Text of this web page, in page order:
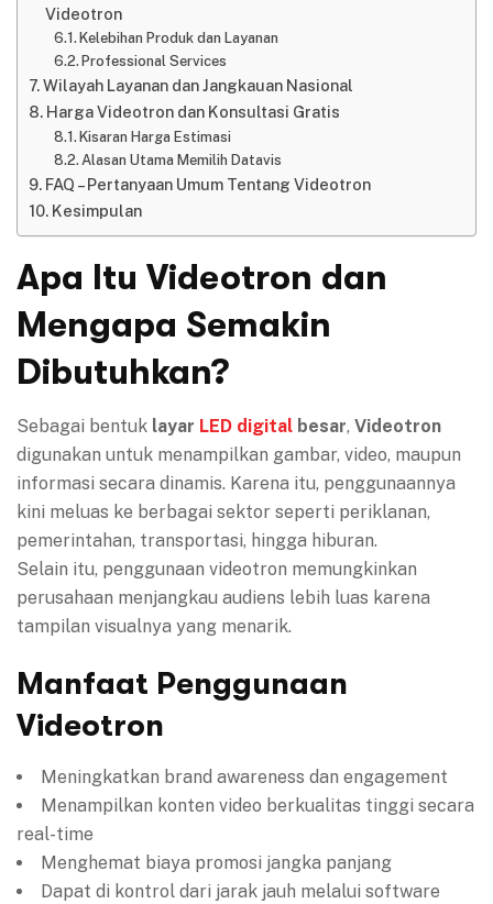
Videotron
Kelebihan Produk dan Layanan
Professional Services
Wilayah Layanan dan Jangkauan Nasional
Harga Videotron dan Konsultasi Gratis
Kisaran Harga Estimasi
Alasan Utama Memilih Datavis
FAQ – Pertanyaan Umum Tentang Videotron
Kesimpulan
Apa Itu Videotron dan
Mengapa Semakin
Dibutuhkan?
Sebagai bentuk layar LED digital besar, Videotron
digunakan untuk menampilkan gambar, video, maupun
informasi secara dinamis. Karena itu, penggunaannya
kini meluas ke berbagai sektor seperti periklanan,
pemerintahan, transportasi, hingga hiburan.
Selain itu, penggunaan videotron memungkinkan
perusahaan menjangkau audiens lebih luas karena
tampilan visualnya yang menarik.
Manfaat Penggunaan
Videotron
Meningkatkan brand awareness dan engagement
Menampilkan konten video berkualitas tinggi secara
real-time
Menghemat biaya promosi jangka panjang
Dapat di kontrol dari jarak jauh melalui software